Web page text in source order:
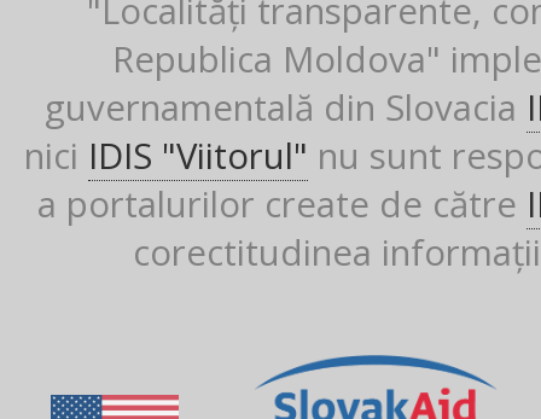
"Localități transparente,
Republica Moldova"
guvernamentală din Slovacia
nici IDIS "Viitorul" nu sunt
a portalurilor create de către
corectitudinea